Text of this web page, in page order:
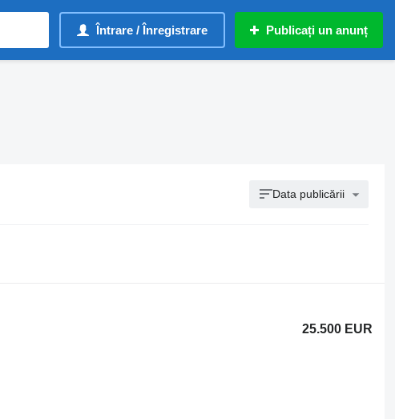
Întrare / Înregistrare Publicați un anunț
Data publicării
25.500 EUR